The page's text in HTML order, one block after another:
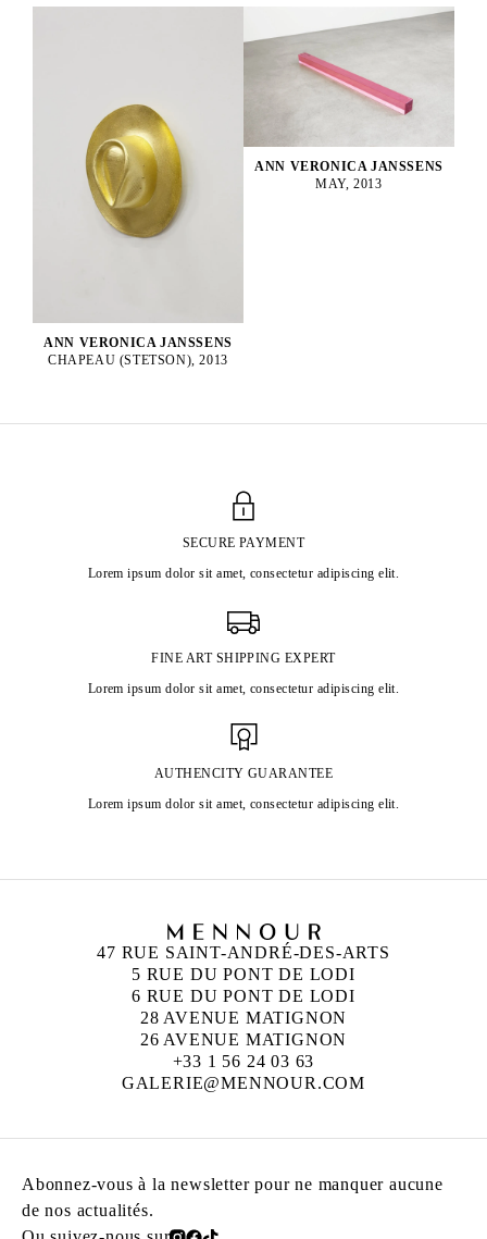
ANN VERONICA JANSSENS
CHAPEAU (STETSON), 2013
ANN VERONICA JANSSENS
MAY, 2013
SECURE PAYMENT
Lorem ipsum dolor sit amet, consectetur adipiscing elit.
FINE ART SHIPPING EXPERT
Lorem ipsum dolor sit amet, consectetur adipiscing elit.
AUTHENCITY GUARANTEE
Lorem ipsum dolor sit amet, consectetur adipiscing elit.
47 RUE SAINT-ANDRÉ-DES-ARTS
5 RUE DU PONT DE LODI
6 RUE DU PONT DE LODI
28 AVENUE MATIGNON
26 AVENUE MATIGNON
+33 1 56 24 03 63
GALERIE@MENNOUR.COM
Abonnez-vous à la newsletter pour ne manquer aucune
de nos actualités.